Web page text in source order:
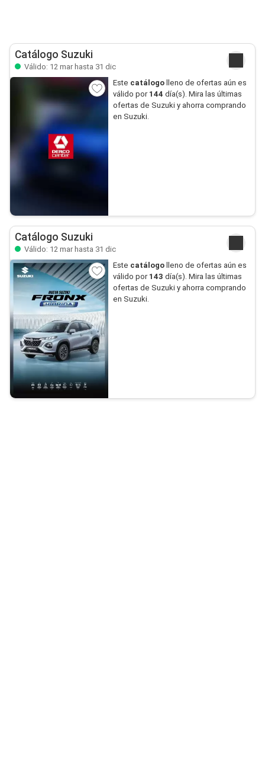
Catálogo Suzuki
Válido: 12 mar hasta 31 dic
Este catálogolleno de ofertas aún es
válido por 144 día(s). Mira las últimas
ofertas de Suzuki y ahorra comprando
en Suzuki.
Catálogo Suzuki
Válido: 12 mar hasta 31 dic
Este catálogolleno de ofertas aún es
válido por 143 día(s). Mira las últimas
ofertas de Suzuki y ahorra comprando
en Suzuki.